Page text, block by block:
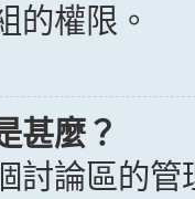
的權限。
甚麼？
討論區的